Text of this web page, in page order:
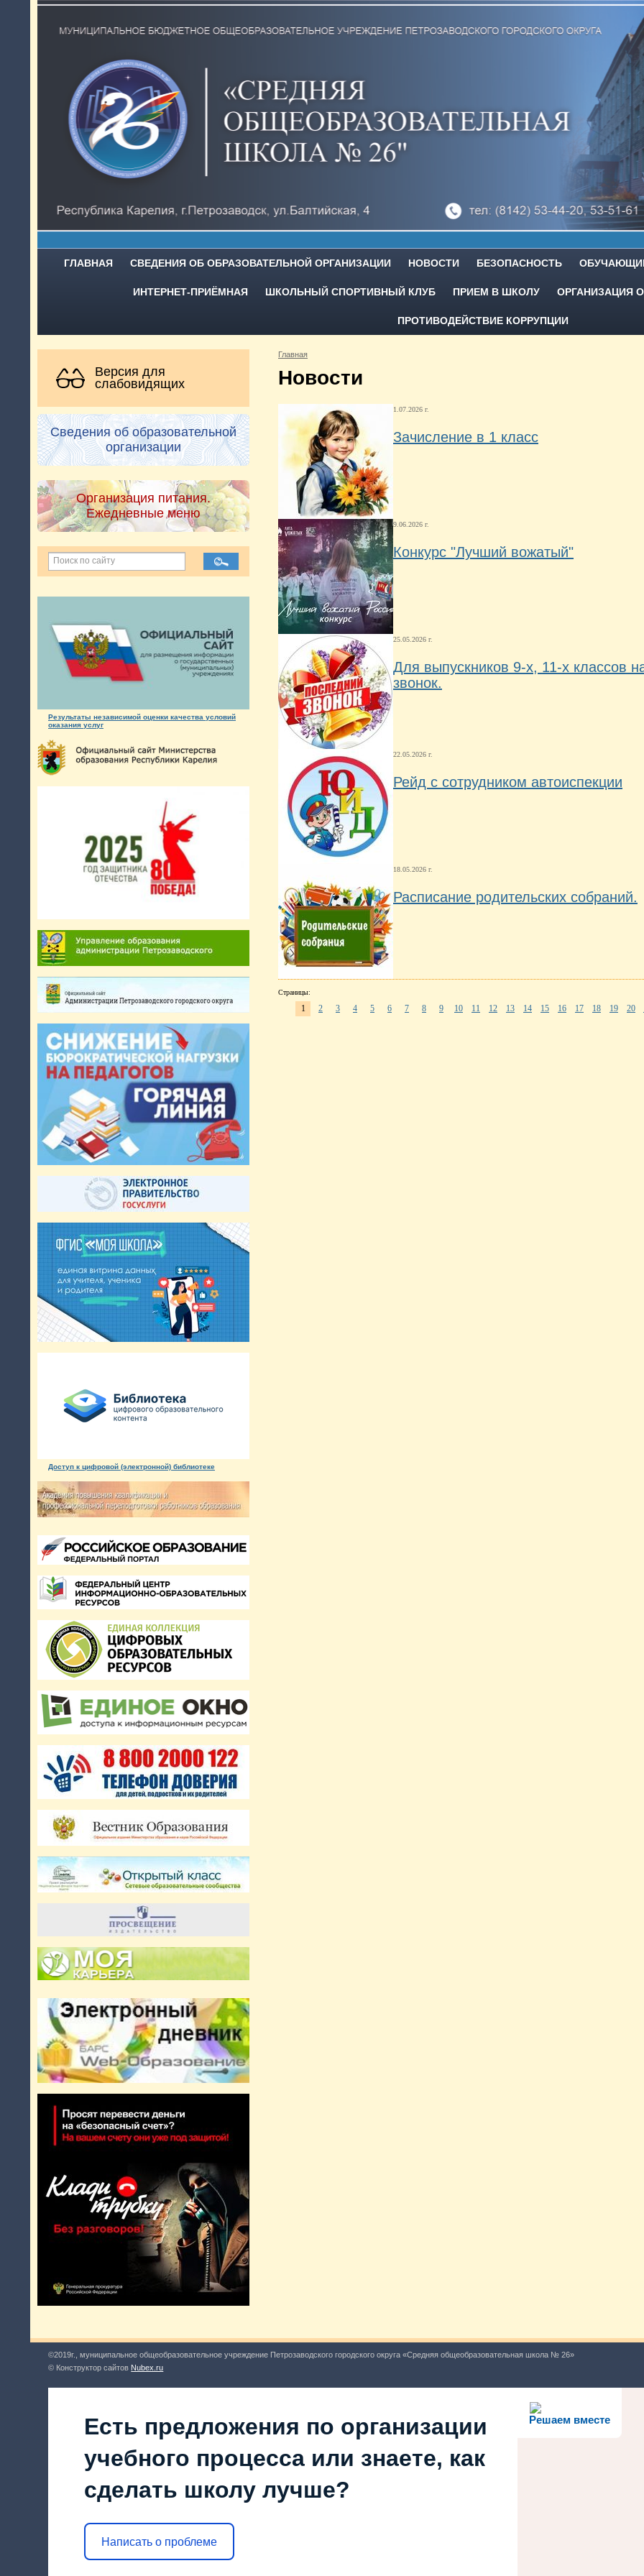
ГЛАВНАЯ СВЕДЕНИЯ ОБ ОБРАЗОВАТЕЛЬНОЙ ОРГАНИЗАЦИИ НОВОСТИ БЕЗОПАСНОСТЬ
ИНТЕРНЕТ-ПРИЁМНАЯ ШКОЛЬНЫЙ СПОРТИВНЫЙ КЛУБ ПРИЕМ В ШКОЛУ ОРГАНИЗАЦИЯ
ПРОТИВОДЕЙСТВИЕ КОРРУПЦИИ
Версия для
слабовидящих
Сведения об образовательной
организации
Организация питания.
Ежедневные меню
Результаты независимой оценки качества условий
оказания услуг
Доступ к цифровой (электронной) библиотеке
Главная
Новости
1.07.2026 г.
Зачисление в 1 класс
9.06.2026 г.
Конкурс "Лучший вожатый"
25.05.2026 г.
Для выпускников 9-х, 11-х классов
звонок.
22.05.2026 г.
Рейд с сотрудником автоиспекции
18.05.2026 г.
Расписание родительских собраний.
Страницы:
1 2 3 4 5 6 7 8 9 10 11 12 13 14 15 16 17 18 19 20
©2019г., муниципальное общеобразовательное учреждение Петрозаводского городского округа «Средняя общеобразовательная школа № 26»
© Конструктор сайтов Nubex.ru
Решаем вместе
Есть предложения по организации
учебного процесса или знаете, как
сделать школу лучше?
Написать о проблеме